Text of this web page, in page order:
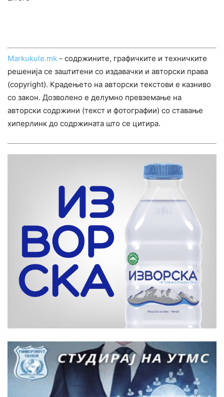
Markukule.mk - содржините, графичките и техничките
решенија се заштитени со издавачки и авторски права
(copyright). Крадењето на авторски текстови е казниво
со закон. Дозволено е делумно превземање на
авторски содржини (текст и фотографии) со ставање
хиперлинк до содржината што се цитира.